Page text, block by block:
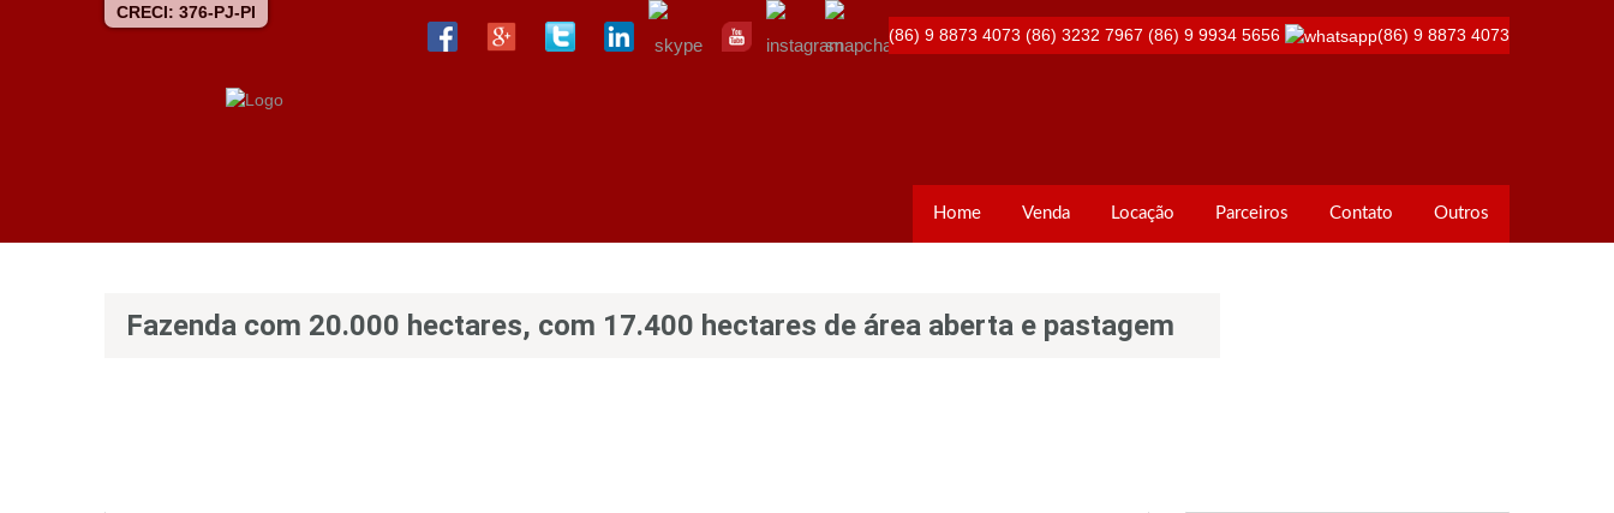
CRECI: 376-PJ-PI
(86) 9 8873 4073 (86) 3232 7967 (86) 9 9934 5656 (86) 9 8873 4073
Home Venda Locação Parceiros Contato Outros
Fazenda com 20.000 hectares, com 17.400 hectares de área aberta e pastagem